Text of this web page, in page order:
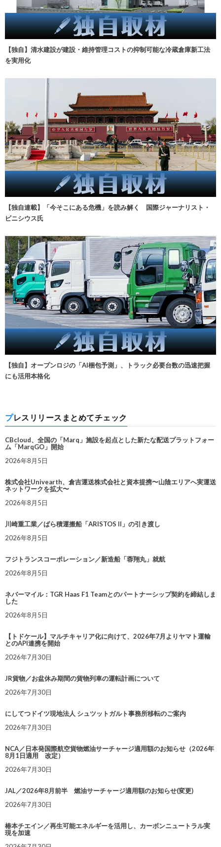
【独自】清水建設が建設・維持管理コストの抑制可能な冷蔵倉庫新工法
を実用化
【独自連載】「今そこにある危機」を読み解く 国際ジャーナリスト・
ビニシウス氏
【独自】オープンロジの「AI梱包予測」、トラック必要台数の迅速把握
にも活用本格化
プレスリリースまとめてチェック
CBcloud、全国の「Marq」施設を起点とした新たな配送プラットフォー
ム「MarqGO」開始
2026年8月5日
株式会社Univearth、倉吉運送株式会社と資本提携〜山陰エリアへ実運送
ネットワークを拡大〜
2026年8月5日
川崎重工業／ばら積運搬船「ARISTOS II」の引き渡し
2026年8月5日
フジトランスコーポレーション／新造船「蓉翔丸」就航
2026年8月5日
ネバーマイル：TGR Haas F1 Teamとのパートナーシップ契約を締結しま
した
2026年8月5日
【トドケール】マルチキャリア化に向けて、2026年7月よりヤマト運輸
とのAPI連携を開始
2026年7月30日
JR貨物／お盆休み期間の貨物列車の運転計画について
2026年7月30日
にしてつドイツ現地法人 シュツットガルト事務所移転のご案内
2026年7月30日
NCA／日本発国際航空貨物燃油サーチャージ適用額のお知らせ（2026年
8月1日適用 改定）
2026年7月30日
JAL／2026年8月前半 燃油サーチャージ適用額のお知らせ(変更)
2026年7月30日
椿本チエイン／再生可能エネルギーを活用し、カーボンニュートラル実
現を加速